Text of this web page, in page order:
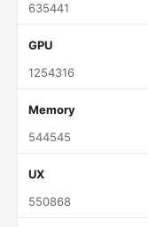
635441
GPU
1254316
Memory
544545
UX
550868